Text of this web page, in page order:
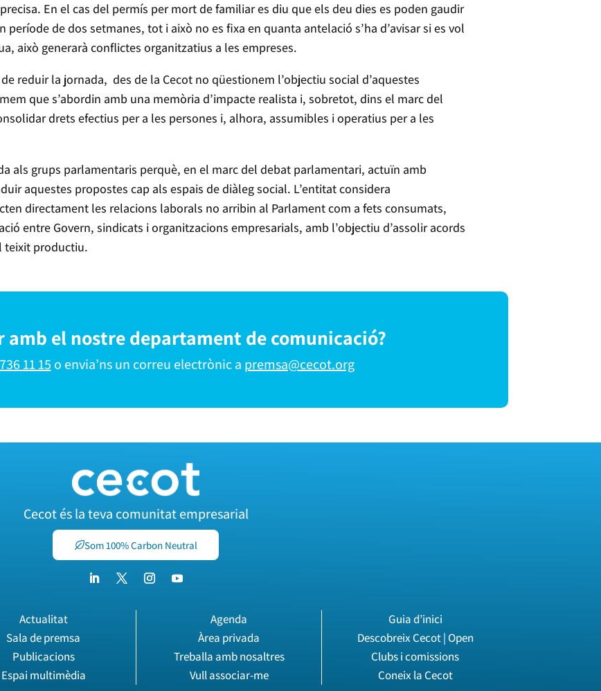
En el cas del permís per mort de familiar es diu que els deu dies es poden gaudir
de dos setmanes, tot i això no es fixa en quanta antelació s’ha d’avisar si es vol
això generarà conflictes organitzatius a les empreses.
reduir la jornada, des de la Cecot no qüestionem l’objectiu social d’aquestes
que s’abordin amb una memòria d’impacte realista i, sobretot, dins el marc del
drets efectius per a les persones i, alhora, assumibles i operatius per a les
als grups parlamentaris perquè, en el marc del debat parlamentari, actuïn amb
aquestes propostes cap als espais de diàleg social. L’entitat considera
directament les relacions laborals no arribin al Parlament com a fets consumats,
entre Govern, sindicats i organitzacions empresarials, amb l’objectiu d’assolir acords
teixit productiu.
amb el nostre departament de comunicació?
11 15 o envia’ns un correu electrònic a premsa@cecot.org
Cecot és la teva comunitat empresarial
Som 100% Carbon Neutral
Actualitat
Sala de premsa
Publicacions
Espai multimèdia
Agenda
Àrea privada
Treballa amb nosaltres
Vull associar-me
Guia d’inici
Descobreix Cecot | Open
Clubs i comissions
Coneix la Cecot